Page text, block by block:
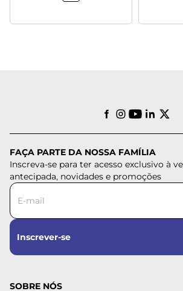
FAÇA PARTE DA NOSSA FAMÍLIA
Inscreva-se para ter acesso exclusivo à
antecipada, novidades e promoções
Inscrever-se
SOBRE NÓS